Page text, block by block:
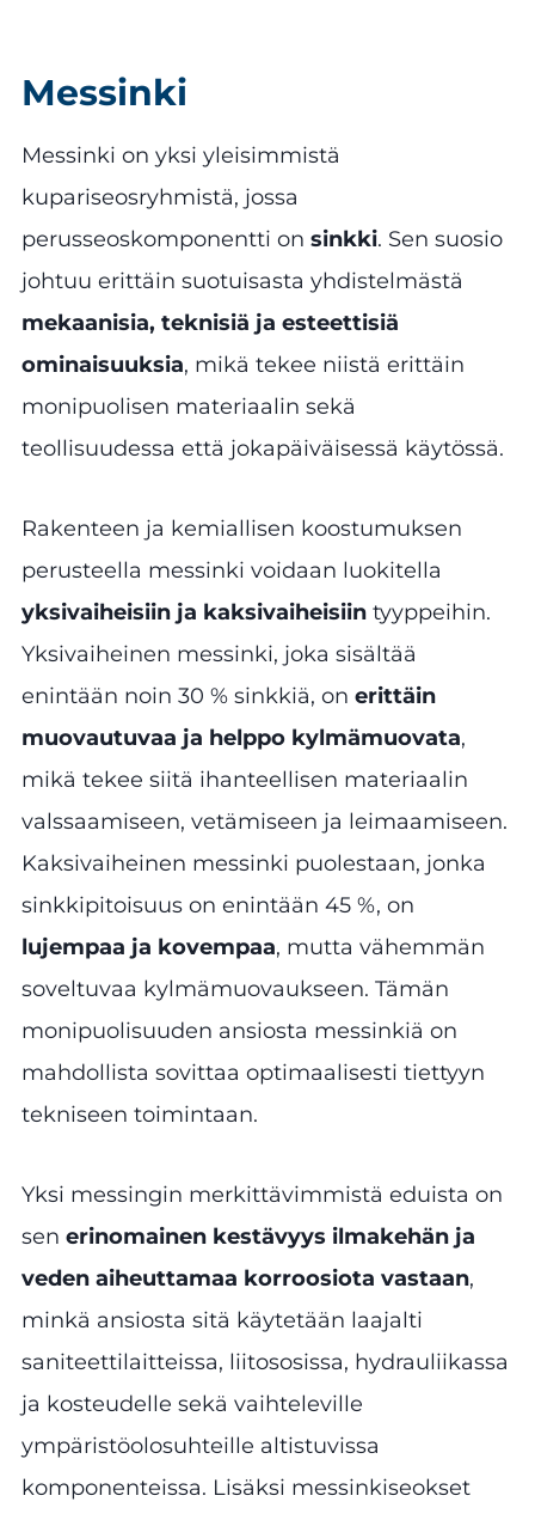
Messinki
Messinki on yksi yleisimmistä
kupariseosryhmistä, jossa
perusseoskomponentti on sinkki. Sen suosio
johtuu erittäin suotuisasta yhdistelmästä
mekaanisia, teknisiä ja esteettisiä
ominaisuuksia, mikä tekee niistä erittäin
monipuolisen materiaalin sekä
teollisuudessa että jokapäiväisessä käytössä.
Rakenteen ja kemiallisen koostumuksen
perusteella messinki voidaan luokitella
yksivaiheisiin ja kaksivaiheisiin tyyppeihin.
Yksivaiheinen messinki, joka sisältää
enintään noin 30 % sinkkiä, on erittäin
muovautuvaa ja helppo kylmämuovata,
mikä tekee siitä ihanteellisen materiaalin
valssaamiseen, vetämiseen ja leimaamiseen.
Kaksivaiheinen messinki puolestaan, jonka
sinkkipitoisuus on enintään 45 %, on
lujempaa ja kovempaa, mutta vähemmän
soveltuvaa kylmämuovaukseen. Tämän
monipuolisuuden ansiosta messinkiä on
mahdollista sovittaa optimaalisesti tiettyyn
tekniseen toimintaan.
Yksi messingin merkittävimmistä eduista on
sen erinomainen kestävyys ilmakehän ja
veden aiheuttamaa korroosiota vastaan,
minkä ansiosta sitä käytetään laajalti
saniteettilaitteissa, liitososissa, hydrauliikassa
ja kosteudelle sekä vaihteleville
ympäristöolosuhteille altistuvissa
komponenteissa. Lisäksi messinkiseokset